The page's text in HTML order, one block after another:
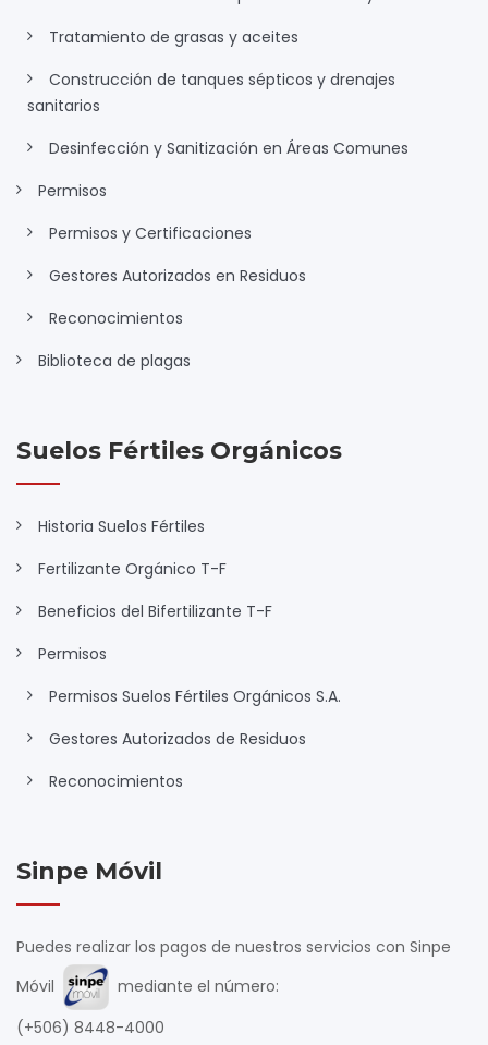
Tratamiento de grasas y aceites
Construcción de tanques sépticos y drenajes
sanitarios
Desinfección y Sanitización en Áreas Comunes
Permisos
Permisos y Certificaciones
Gestores Autorizados en Residuos
Reconocimientos
Biblioteca de plagas
Suelos Fértiles Orgánicos
Historia Suelos Fértiles
Fertilizante Orgánico T-F
Beneficios del Bifertilizante T-F
Permisos
Permisos Suelos Fértiles Orgánicos S.A.
Gestores Autorizados de Residuos
Reconocimientos
Sinpe Móvil
Puedes realizar los pagos de nuestros servicios con Sinpe
Móvil
mediante el número:
(+506) 8448-4000